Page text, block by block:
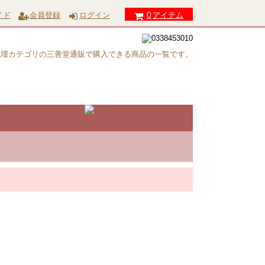
ド 会員登録 ログイン 0 アイテム
カテゴリの三善堂通販で購入できる商品の一覧です。